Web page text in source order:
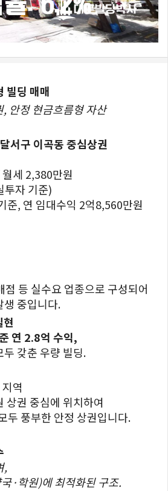
빌딩 매매
안정 현금흐름형 자산
서구 이곡동 중심상권
세 2,380만원
투자 기준)
, 연 임대수익 2억8,560만원
등 실수요 업종으로 구성되어
생 중입니다.
연 2.8억 수익,
갖춘 우량 빌딩.
역
상권 중심에 위치하여
두 풍부한 안정 상권입니다.
,
·학원)에 최적화된 구조.